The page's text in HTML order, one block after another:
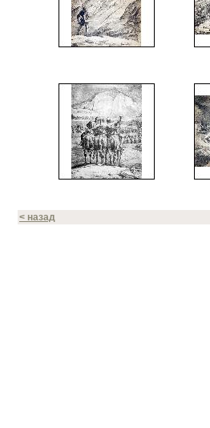
< назад